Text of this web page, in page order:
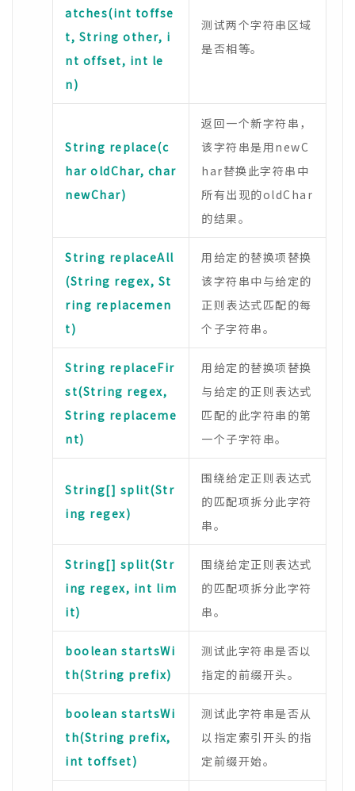
atches(int toffse
t, String other, i
nt offset, int le
n)
测试两个字符串区域
是否相等。
String replace(c
har oldChar, char
newChar)
返回一个新字符串，
该字符串是用newC
har替换此字符串中
所有出现的oldChar
的结果。
String replaceAll
(String regex, St
ring replacemen
t)
用给定的替换项替换
该字符串中与给定的
正则表达式匹配的每
个子字符串。
String replaceFir
st(String regex,
String replaceme
nt)
用给定的替换项替换
与给定的正则表达式
匹配的此字符串的第
一个子字符串。
String[] split(Str
ing regex)
围绕给定正则表达式
的匹配项拆分此字符
串。
String[] split(Str
ing regex, int lim
it)
围绕给定正则表达式
的匹配项拆分此字符
串。
boolean startsWi
th(String prefix)
测试此字符串是否以
指定的前缀开头。
boolean startsWi
th(String prefix,
int toffset)
测试此字符串是否从
以指定索引开头的指
定前缀开始。